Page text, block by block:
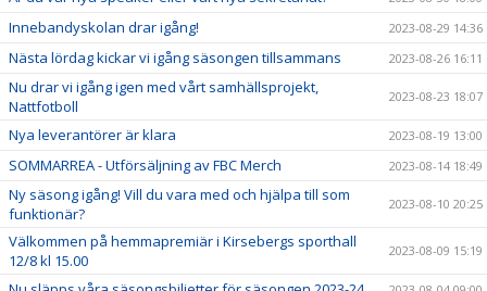
Innebandyskolan drar igång! 2023-08-29 14:36
Nästa lördag kickar vi igång säsongen tillsammans 2023-08-26 16:11
Nu drar vi igång igen med vårt samhällsprojekt,
Nattfotboll
2023-08-23 18:07
Nya leverantörer är klara 2023-08-19 13:00
SOMMARREA - Utförsäljning av FBC Merch 2023-08-14 18:49
Ny säsong igång! Vill du vara med och hjälpa till som
funktionär?
2023-08-10 20:25
Välkommen på hemmapremiär i Kirsebergs sporthall
12/8 kl 15.00
2023-08-09 15:19